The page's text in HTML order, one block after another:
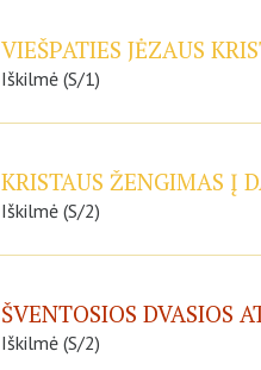
VIEŠPATIES JĖZAUS
Iškilmė (S/1)
KRISTAUS ŽENGIMAS Į
Iškilmė (S/2)
ŠVENTOSIOS DVASIOS
Iškilmė (S/2)